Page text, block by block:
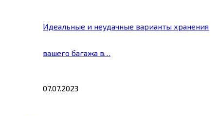
Идеальные и неудачные варианты хранения
вашего багажа в…
07.07.2023